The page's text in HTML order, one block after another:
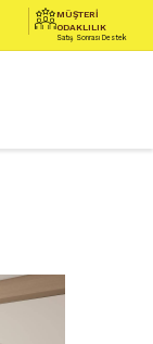
MÜŞTERİ
ODAKLILIK
Satış Sonrası Destek